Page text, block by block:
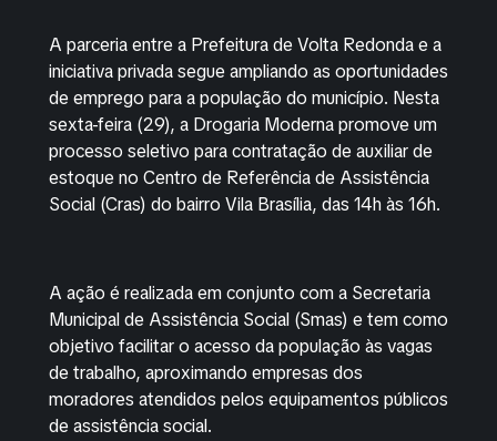
A parceria entre a Prefeitura de Volta Redonda e a
iniciativa privada segue ampliando as oportunidades
de emprego para a população do município. Nesta
sexta-feira (29), a Drogaria Moderna promove um
processo seletivo para contratação de auxiliar de
estoque no Centro de Referência de Assistência
Social (Cras) do bairro Vila Brasília, das 14h às 16h.
A ação é realizada em conjunto com a Secretaria
Municipal de Assistência Social (Smas) e tem como
objetivo facilitar o acesso da população às vagas
de trabalho, aproximando empresas dos
moradores atendidos pelos equipamentos públicos
de assistência social.